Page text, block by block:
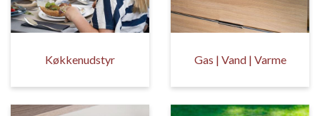
Køkkenudstyr Gas | Vand | Varme